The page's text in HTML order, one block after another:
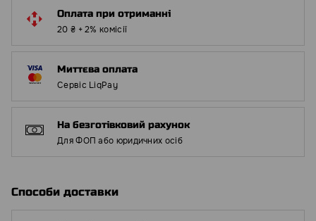
Оплата при отриманні
20 ₴ + 2% комісії
Миттєва оплата
Сервіс LiqPay
На безготівковий рахунок
Для ФОП або юридичних осіб
Способи доставки